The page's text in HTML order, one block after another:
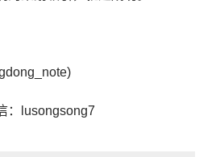
：lusongsong7